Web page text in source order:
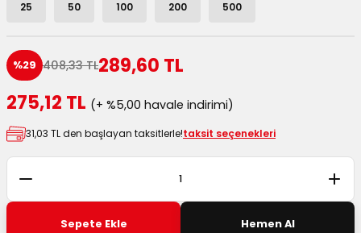
Masura Kapaklı
25 50 100 200 500
%29 408,33 TL289,60 TL
275,12 TL (+ %5,00 havale indirimi)
31,03 TL den başlayan taksitlerle!taksit seçenekleri
Sepete Ekle Hemen Al